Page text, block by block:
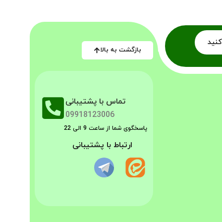
بازگشت به بالا
تماس با پشتیبانی
09918123006
پاسخگوی شما از ساعت 9 الی 22
ارتباط با پشتیبانی